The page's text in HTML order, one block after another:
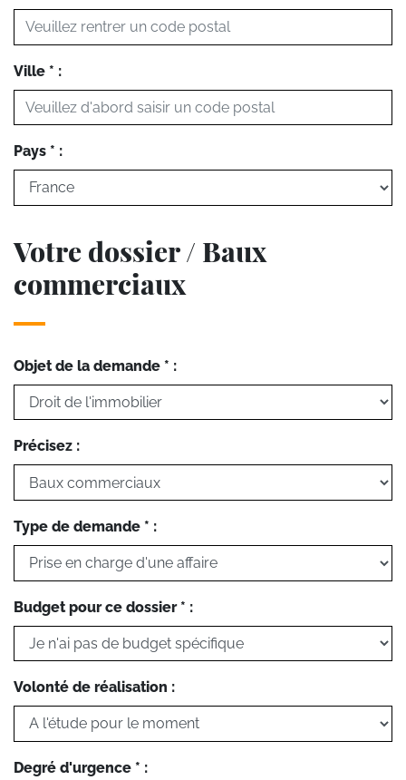
Ville * :
Pays * :
Votre dossier / Baux
commerciaux
Objet de la demande * :
Précisez :
Type de demande * :
Budget pour ce dossier * :
Volonté de réalisation :
Degré d'urgence * :